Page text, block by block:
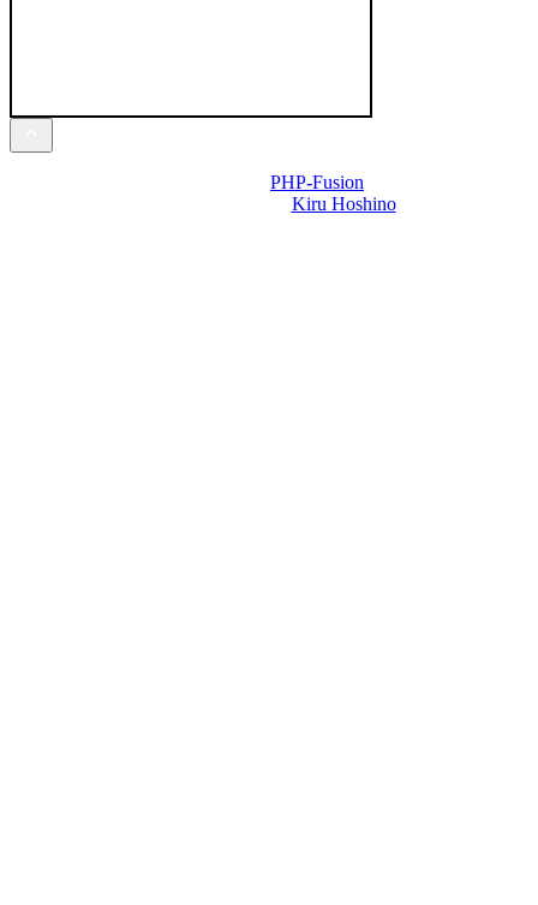
PHP-Fusion
Kiru Hoshino